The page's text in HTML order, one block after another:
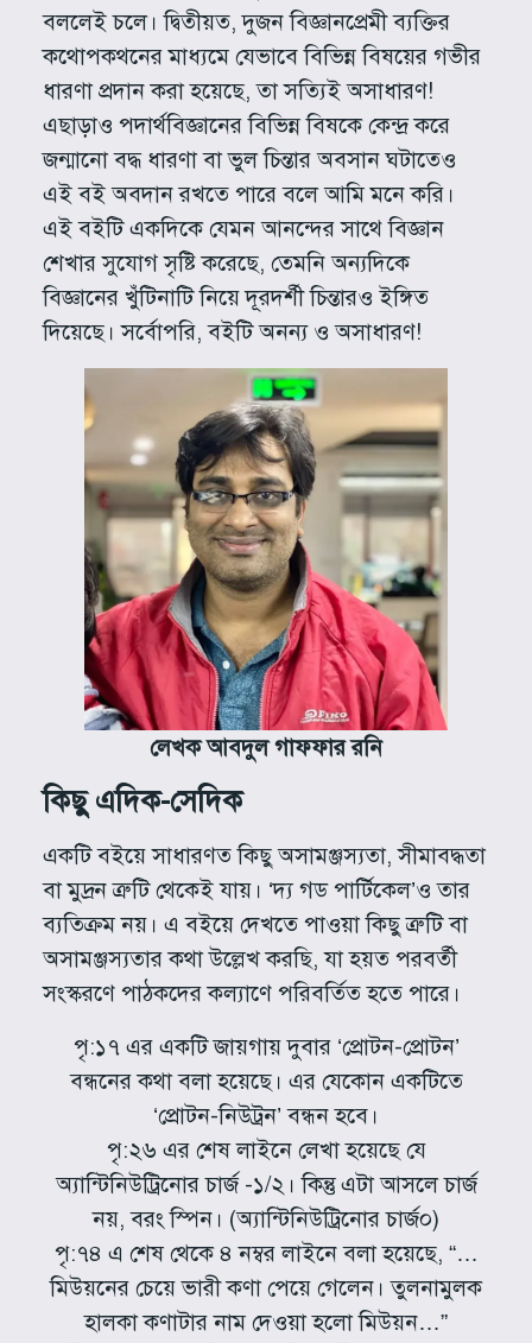
বললেই চলে। দ্বিতীয়ত, দুজন বিজ্ঞানপ্রেমী ব্যক্তির
কথোপকথনের মাধ্যমে যেভাবে বিভিন্ন বিষয়ের গভীর
ধারণা প্রদান করা হয়েছে, তা সত্যিই অসাধারণ!
এছাড়াও পদার্থবিজ্ঞানের বিভিন্ন বিষকে কেন্দ্র করে
জন্মানো বদ্ধ ধারণা বা ভুল চিন্তার অবসান ঘটাতেও
এই বই অবদান রখতে পারে বলে আমি মনে করি।
এই বইটি একদিকে যেমন আনন্দের সাথে বিজ্ঞান
শেখার সুযোগ সৃষ্টি করেছে, তেমনি অন্যদিকে
বিজ্ঞানের খুঁটিনাটি নিয়ে দূরদর্শী চিন্তারও ইঙ্গিত
দিয়েছে। সর্বোপরি, বইটি অনন্য ও অসাধারণ!
লেখক আবদুল গাফফার রনি
কিছু এদিক-সেদিক
একটি বইয়ে সাধারণত কিছু অসামঞ্জস্যতা, সীমাবদ্ধতা
বা মুদ্রন ত্রুটি থেকেই যায়। ‘দ্য গড পার্টিকেল’ও তার
ব্যতিক্রম নয়। এ বইয়ে দেখতে পাওয়া কিছু ত্রুটি বা
অসামঞ্জস্যতার কথা উল্লেখ করছি, যা হয়ত পরবর্তী
সংস্করণে পাঠকদের কল্যাণে পরিবর্তিত হতে পারে।
পৃ:১৭ এর একটি জায়গায় দুবার ‘প্রোটন-প্রোটন’
বন্ধনের কথা বলা হয়েছে। এর যেকোন একটিতে
‘প্রোটন-নিউট্রন’ বন্ধন হবে।
পৃ:২৬ এর শেষ লাইনে লেখা হয়েছে যে
অ্যান্টিনিউট্রিনোর চার্জ -১/২। কিন্তু এটা আসলে চার্জ
নয়, বরং স্পিন। (অ্যান্টিনিউট্রিনোর চার্জ০)
পৃ:৭৪ এ শেষ থেকে ৪ নম্বর লাইনে বলা হয়েছে, “…
মিউয়নের চেয়ে ভারী কণা পেয়ে গেলেন। তুলনামুলক
হালকা কণাটার নাম দেওয়া হলো মিউয়ন…”